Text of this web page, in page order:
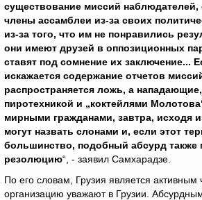
существование миссий наблюдателей,
члены ассамблеи из-за своих
из-за того, что им не понравились
они имеют друзей в оппозиционных
ставят под сомнение их заключение...
искажается содержание отчетов
распространяется ложь, а
пиротехникой и „коктейлями
мирными гражданами, завтра, исходя
могут назвать слонами и, если этот
большинство, подобный абсурд также
резолюцию“, - заявил Самхарадзе.
По его словам, Грузия является
организацию уважают в Грузии.